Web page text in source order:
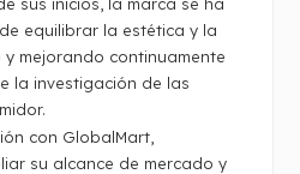
equilibrar la estética y la
mejorando continuamente
la investigación de las
con GlobalMart,
su alcance de mercado y